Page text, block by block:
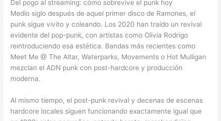
Del pogo al streaming: cómo sobrevive el punk hoy
Medio siglo después de aquel primer disco de Ramones, el
punk sigue vivito y coleando. Los 2020 han traído un revival
evidente del pop-punk, con artistas como Olivia Rodrigo
reintroduciendo esa estética. Bandas más recientes como
Meet Me @ The Altar, Waterparks, Movements o Hot Mulligan
mezclan el ADN punk con post-hardcore y producción
moderna.
Al mismo tiempo, el post-punk revival y decenas de escenas
hardcore locales siguen funcionando exactamente igual que